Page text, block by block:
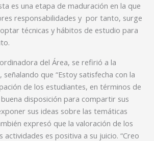
es una etapa de maduración en la que
responsabilidades y por tanto, surge
técnicas y hábitos de estudio para
del Área, se refirió a la
señalando que “Estoy satisfecha con la
de los estudiantes, en términos de
disposición para compartir sus
sus ideas sobre las temáticas
expresó que la valoración de los
actividades es positiva a su juicio. “Creo